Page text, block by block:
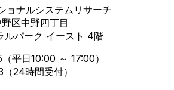
ョナルシステムリサーチ
区中野四丁目
ルパーク イースト 4階
平日10:00 ～ 17:00）
24時間受付）